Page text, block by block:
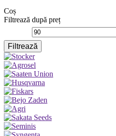
Coș
Filtrează după preț
Preț
minim
Filtrează